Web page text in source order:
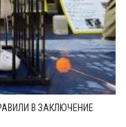
В ЗАКЛЮЧЕНИЕ